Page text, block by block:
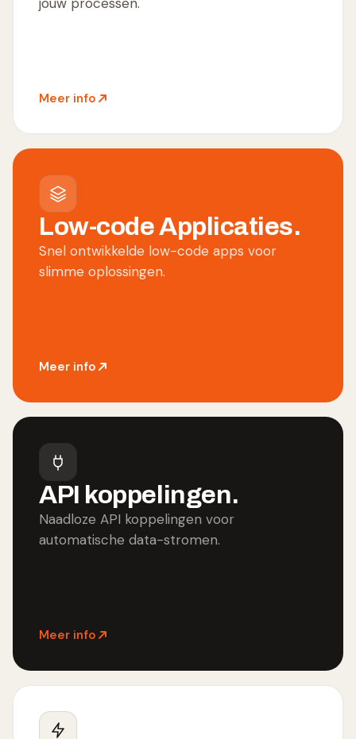
Meer info
Low-code Applicaties.
Snel ontwikkelde low-code apps voor
slimme oplossingen.
Meer info
API koppelingen.
Naadloze API koppelingen voor
automatische data-stromen.
Meer info